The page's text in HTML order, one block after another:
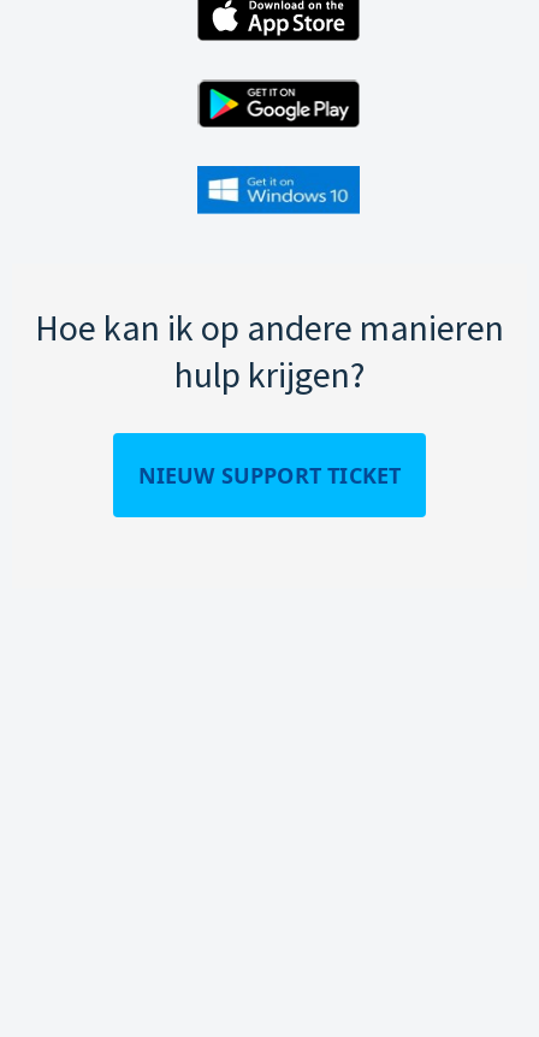
Hoe kan ik op andere manieren
hulp krijgen?
NIEUW SUPPORT TICKET